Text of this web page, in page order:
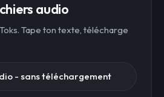
audio
Tape ton texte, télécharge
- sans téléchargement